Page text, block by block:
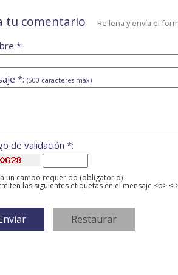
tu comentario Rellena y envía el
*:
*: (500 caracteres máx)
de validación *:
un campo requerido (obligatorio)
las siguientes etiquetas en el mensaje <b>